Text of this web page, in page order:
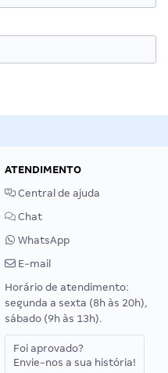
ATENDIMENTO
Central de ajuda
Chat
WhatsApp
E-mail
Horário de atendimento:
segunda a sexta (8h às 20h),
sábado (9h às 13h).
Foi aprovado?
Envie-nos a sua história!